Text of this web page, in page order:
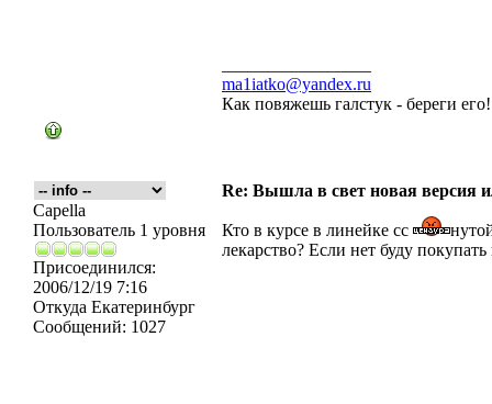
ma1iatko@yandex.ru
Как повяжешь галстук - береги
Re: Вышла в свет новая версия
Capella
Пользователь 1 уровня
Присоединился:
2006/12/19 7:16
Откуда Екатеринбург
Сообщений: 1027
Кто в курсе в линейке сс
лекарство? Если нет буду